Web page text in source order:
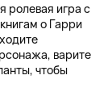
ролевая игра с
о Гарри
варите
чтобы